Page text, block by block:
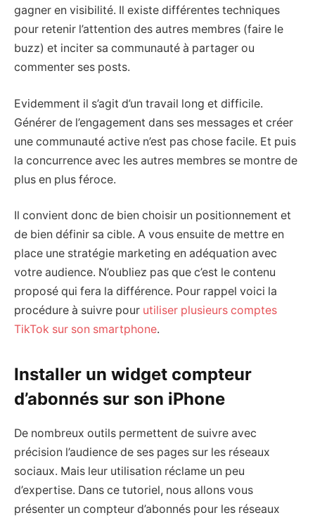
gagner en visibilité. Il existe différentes techniques
pour retenir l’attention des autres membres (faire le
buzz) et inciter sa communauté à partager ou
commenter ses posts.
Evidemment il s’agit d’un travail long et difficile.
Générer de l’engagement dans ses messages et créer
une communauté active n’est pas chose facile. Et puis
la concurrence avec les autres membres se montre de
plus en plus féroce.
Il convient donc de bien choisir un positionnement et
de bien définir sa cible. A vous ensuite de mettre en
place une stratégie marketing en adéquation avec
votre audience. N’oubliez pas que c’est le contenu
proposé qui fera la différence. Pour rappel voici la
procédure à suivre pour utiliser plusieurs comptes
TikTok sur son smartphone.
Installer un widget compteur
d’abonnés sur son iPhone
De nombreux outils permettent de suivre avec
précision l’audience de ses pages sur les réseaux
sociaux. Mais leur utilisation réclame un peu
d’expertise. Dans ce tutoriel, nous allons vous
présenter un compteur d’abonnés pour les réseaux